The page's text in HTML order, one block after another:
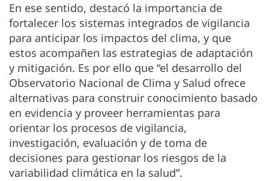
En ese sentido, destacó la importancia de
fortalecer los sistemas integrados de vigilancia
para anticipar los impactos del clima, y que
estos acompañen las estrategias de adaptación
y mitigación. Es por ello que “el desarrollo del
Observatorio Nacional de Clima y Salud ofrece
alternativas para construir conocimiento basado
en evidencia y proveer herramientas para
orientar los procesos de vigilancia,
investigación, evaluación y de toma de
decisiones para gestionar los riesgos de la
variabilidad climática en la salud”.